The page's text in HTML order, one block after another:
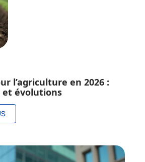
l’agriculture en 2026 :
évolutions